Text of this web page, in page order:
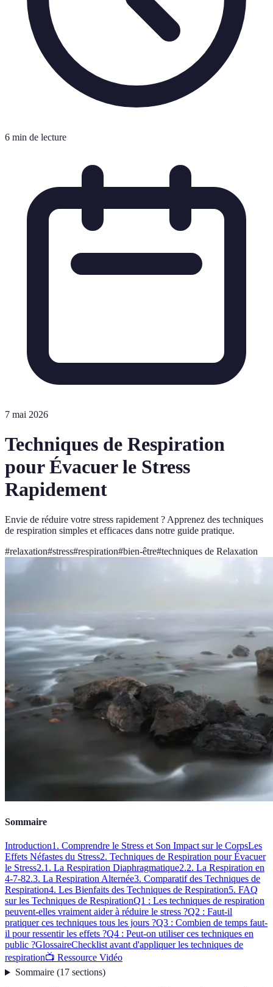
6 min de lecture
7 mai 2026
Techniques de Respiration
pour Évacuer le Stress
Rapidement
Envie de réduire votre stress rapidement ? Apprenez des techniques
de respiration simples et efficaces dans notre guide pratique.
#relaxation#stress#respiration#bien-être#techniques de Relaxation
Sommaire
Introduction1. Comprendre le Stress et Son Impact sur le CorpsLes
Effets Néfastes du Stress2. Techniques de Respiration pour Évacuer
le Stress2.1. La Respiration Diaphragmatique2.2. La Respiration en
4-7-82.3. La Respiration Alternée3. Comparatif des Techniques de
Respiration4. Les Bienfaits des Techniques de Respiration5. FAQ
sur les Techniques de RespirationQ1 : Les techniques de respiration
peuvent-elles vraiment aider à réduire le stress ?Q2 : Faut-il
pratiquer ces techniques tous les jours ?Q3 : Combien de temps faut-
il pour ressentir les effets ?Q4 : Peut-on utiliser ces techniques en
public ?GlossaireChecklist avant d'appliquer les techniques de
respiration📺 Ressource Vidéo
Sommaire(17 sections)